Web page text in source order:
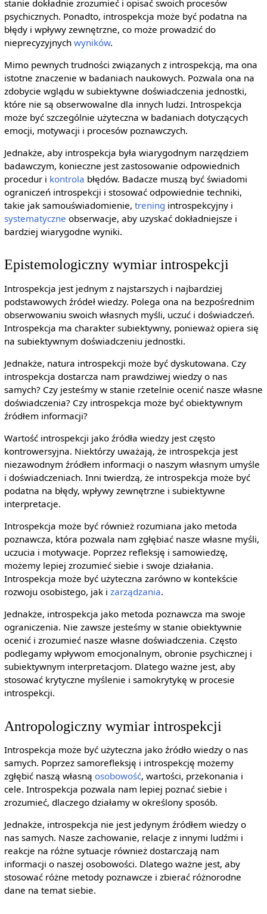
stanie dokładnie zrozumieć i opisać swoich procesów
psychicznych. Ponadto, introspekcja może być podatna na
błędy i wpływy zewnętrzne, co może prowadzić do
nieprecyzyjnych wyników.
Mimo pewnych trudności związanych z introspekcją, ma ona
istotne znaczenie w badaniach naukowych. Pozwala ona na
zdobycie wglądu w subiektywne doświadczenia jednostki,
które nie są obserwowalne dla innych ludzi. Introspekcja
może być szczególnie użyteczna w badaniach dotyczących
emocji, motywacji i procesów poznawczych.
Jednakże, aby introspekcja była wiarygodnym narzędziem
badawczym, konieczne jest zastosowanie odpowiednich
procedur i kontrola błędów. Badacze muszą być świadomi
ograniczeń introspekcji i stosować odpowiednie techniki,
takie jak samouświadomienie, trening introspekcyjny i
systematyczne obserwacje, aby uzyskać dokładniejsze i
bardziej wiarygodne wyniki.
Epistemologiczny wymiar introspekcji
Introspekcja jest jednym z najstarszych i najbardziej
podstawowych źródeł wiedzy. Polega ona na bezpośrednim
obserwowaniu swoich własnych myśli, uczuć i doświadczeń.
Introspekcja ma charakter subiektywny, ponieważ opiera się
na subiektywnym doświadczeniu jednostki.
Jednakże, natura introspekcji może być dyskutowana. Czy
introspekcja dostarcza nam prawdziwej wiedzy o nas
samych? Czy jesteśmy w stanie rzetelnie ocenić nasze własne
doświadczenia? Czy introspekcja może być obiektywnym
źródłem informacji?
Wartość introspekcji jako źródła wiedzy jest często
kontrowersyjna. Niektórzy uważają, że introspekcja jest
niezawodnym źródłem informacji o naszym własnym umyśle
i doświadczeniach. Inni twierdzą, że introspekcja może być
podatna na błędy, wpływy zewnętrzne i subiektywne
interpretacje.
Introspekcja może być również rozumiana jako metoda
poznawcza, która pozwala nam zgłębiać nasze własne myśli,
uczucia i motywacje. Poprzez refleksję i samowiedzę,
możemy lepiej zrozumieć siebie i swoje działania.
Introspekcja może być użyteczna zarówno w kontekście
rozwoju osobistego, jak i zarządzania.
Jednakże, introspekcja jako metoda poznawcza ma swoje
ograniczenia. Nie zawsze jesteśmy w stanie obiektywnie
ocenić i zrozumieć nasze własne doświadczenia. Często
podlegamy wpływom emocjonalnym, obronie psychicznej i
subiektywnym interpretacjom. Dlatego ważne jest, aby
stosować krytyczne myślenie i samokrytykę w procesie
introspekcji.
Antropologiczny wymiar introspekcji
Introspekcja może być użyteczna jako źródło wiedzy o nas
samych. Poprzez samorefleksję i introspekcję możemy
zgłębić naszą własną osobowość, wartości, przekonania i
cele. Introspekcja pozwala nam lepiej poznać siebie i
zrozumieć, dlaczego działamy w określony sposób.
Jednakże, introspekcja nie jest jedynym źródłem wiedzy o
nas samych. Nasze zachowanie, relacje z innymi ludźmi i
reakcje na różne sytuacje również dostarczają nam
informacji o naszej osobowości. Dlatego ważne jest, aby
stosować różne metody poznawcze i zbierać różnorodne
dane na temat siebie.